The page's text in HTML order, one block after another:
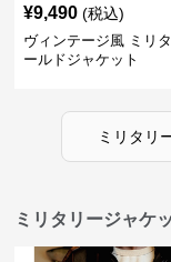
¥9,490 (税込)
ヴィンテージ風 ミリ
ールドジャケット
ミリタリ
ミリタリージャケ